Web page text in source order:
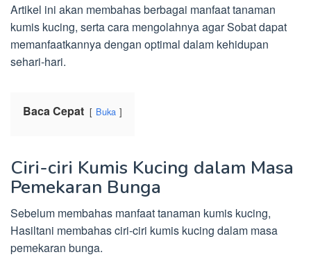
Artikel ini akan membahas berbagai manfaat tanaman
kumis kucing, serta cara mengolahnya agar Sobat dapat
memanfaatkannya dengan optimal dalam kehidupan
sehari-hari.
Baca Cepat Buka
Ciri-ciri Kumis Kucing dalam Masa
Pemekaran Bunga
Sebelum membahas manfaat tanaman kumis kucing,
Hasiltani membahas ciri-ciri kumis kucing dalam masa
pemekaran bunga.